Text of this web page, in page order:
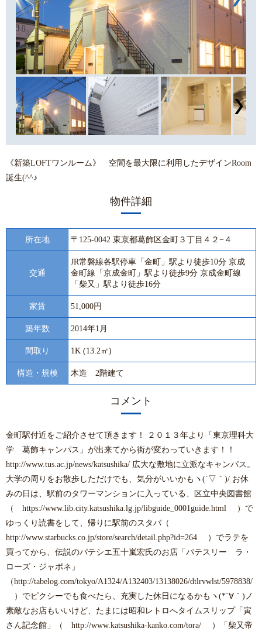
《新築LOFTワンルーム》 空間を最大限に利用したデザインRoom
誕生(^^♪
物件詳細
所在地 〒125-0042 東京都葛飾区金町３丁目４２−４
交通
JR常磐線各駅停車「金町」駅より徒歩10分 京成
金町線「京成金町」駅より徒歩9分 京成金町線
「柴又」駅より徒歩16分
家賃 51,000円
築年数 2014年1月
間取り 1K (13.2㎡)
構造・規模 木造 2階建て
コメント
金町駅付近をご紹介させて頂きます！ ２０１３年より「東京理科大
学 葛飾キャンパス」が出来てから街が変わっていきます！！
http://www.tus.ac.jp/news/katsushika/ 広大な敷地に立派なキャンパス。
大学の周りをお散歩しただけでも、気分がいいかもヽ(´▽｀)/ お休
みの日は、駅前のタワーマンションに入っている、区立中央図書館
（ https://www.lib.city.katsushika.lg.jp/libguide_0001guide.html ）で
ゆっくり読書をして、帰りに駅前のスタバ（
http://www.starbucks.co.jp/store/search/detail.php?id=264 ）でラテを
買ってから、伝説のパテシエ五十嵐宏氏のお店「パテスリー ラ・
ローズ・ジャポネ」
（http://tabelog.com/tokyo/A1324/A132403/13138026/dtlrvwlst/5978838/
）でピクシーでも食べたら、充実した休日になるかもヽ(*´∀｀)ノ
素敵なお店もいいけど、たまには昭和レトロへタイムスリップ「寅
さん記念館」（ http://www.katsushika-kanko.com/tora/ ）「柴又帝